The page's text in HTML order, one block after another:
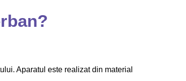
Aparatul este realizat din material